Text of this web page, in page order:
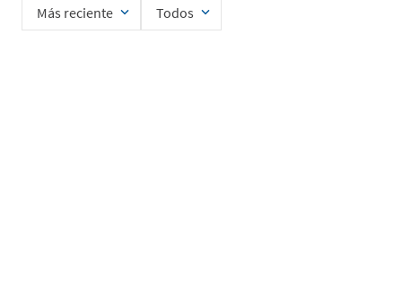
Más reciente Todos